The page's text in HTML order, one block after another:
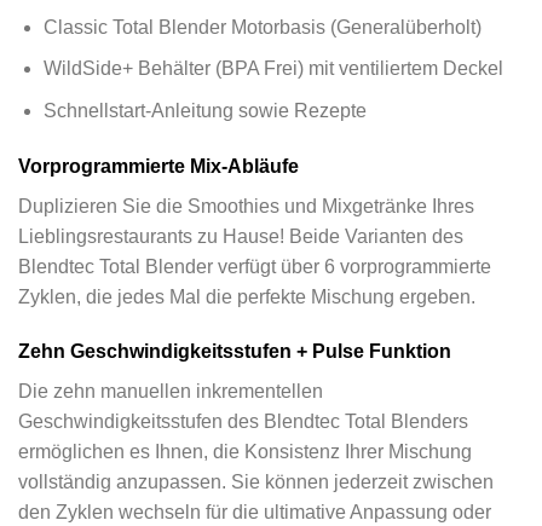
Classic Total Blender Motorbasis (Generalüberholt)
WildSide+ Behälter (BPA Frei) mit ventiliertem Deckel
Schnellstart-Anleitung sowie Rezepte
Vorprogrammierte Mix-Abläufe
Duplizieren Sie die Smoothies und Mixgetränke Ihres
Lieblingsrestaurants zu Hause! Beide Varianten des
Blendtec Total Blender verfügt über 6 vorprogrammierte
Zyklen, die jedes Mal die perfekte Mischung ergeben.
Zehn Geschwindigkeitsstufen + Pulse Funktion
Die zehn manuellen inkrementellen
Geschwindigkeitsstufen des Blendtec Total Blenders
ermöglichen es Ihnen, die Konsistenz Ihrer Mischung
vollständig anzupassen. Sie können jederzeit zwischen
den Zyklen wechseln für die ultimative Anpassung oder